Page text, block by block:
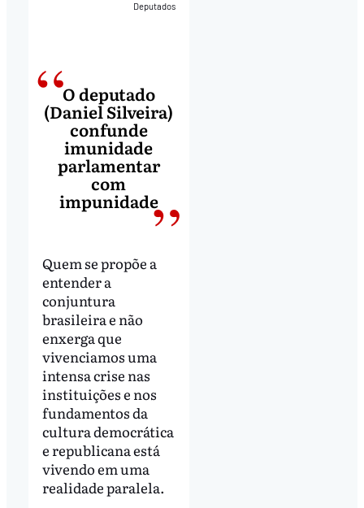
Deputados
O deputado
(Daniel Silveira)
confunde
imunidade
parlamentar
com
impunidade
Quem se propõe a
entender a
conjuntura
brasileira e não
enxerga que
vivenciamos uma
intensa crise nas
instituições e nos
fundamentos da
cultura democrática
e republicana está
vivendo em uma
realidade paralela.